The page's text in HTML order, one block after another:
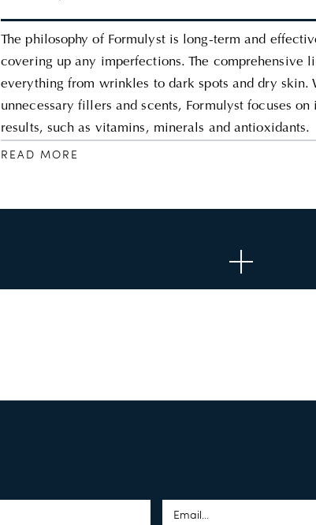
The philosophy of Formulyst is long-term and
covering up any imperfections. The comprehensive
everything from wrinkles to dark spots and dry skin.
unnecessary fillers and scents, Formulyst focuses
results, such as vitamins, minerals and antioxidants.
READ MORE